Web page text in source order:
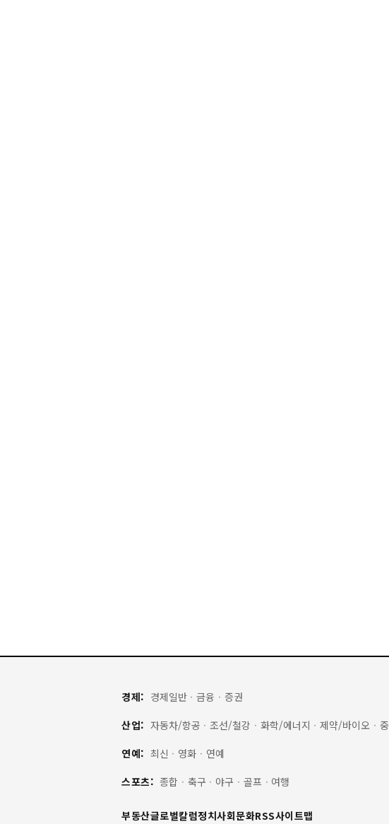
경제: 경제일반 · 금융 · 증권
산업: 자동차/항공 · 조선/철강 · 화학/에너지 · 제약/바이오 ·
연예: 최신 · 영화 · 연예
스포츠: 종합 · 축구 · 야구 · 골프 · 여행
부동산글로벌칼럼정치사회문화RSS사이트맵